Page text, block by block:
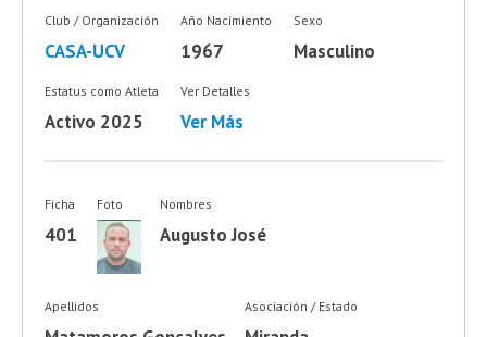
Club / Organización
CASA-UCV
Año Nacimiento
1967
Sexo
Masculino
Estatus como Atleta
Activo 2025
Ver Detalles
Ver Más
Ficha
401
Foto Nombres
Augusto José
Apellidos Asociación / Estado